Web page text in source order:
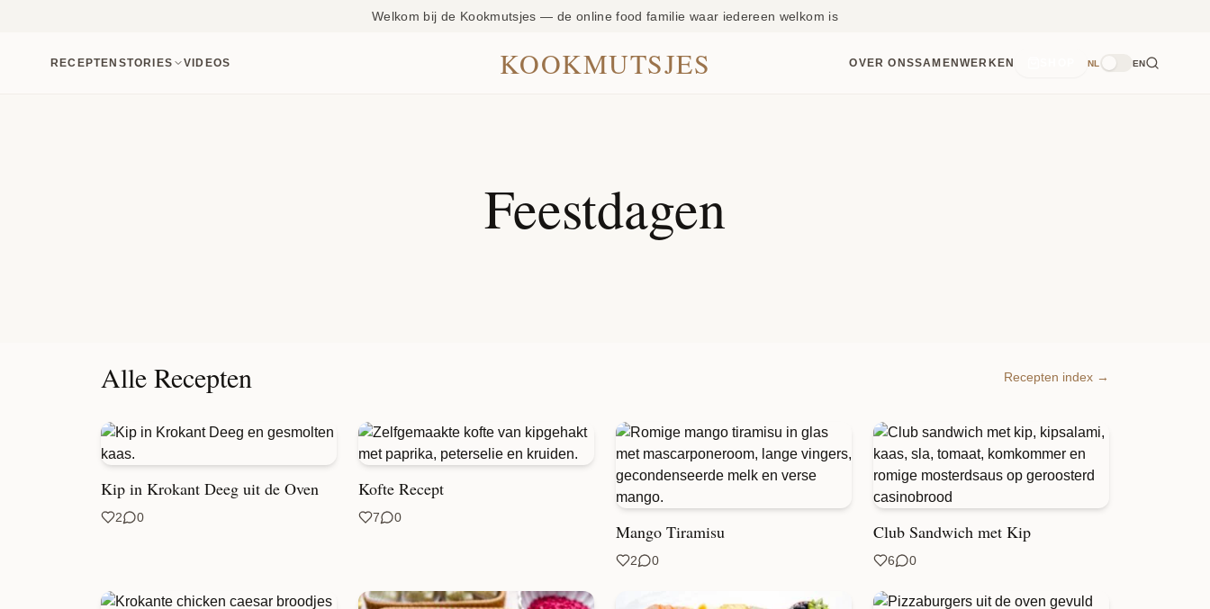
Welkom bij de Kookmutsjes — de online food familie waar iedereen welkom is
RECEPTEN STORIES VIDEOS KOOKMUTSJES OVER ONSSAMENWERKEN NL EN
Feestdagen
Alle Recepten Recepten index →
Kip in Krokant Deeg uit de Oven
2 0
Kofte Recept
7 0
Mango Tiramisu
2 0
Club Sandwich met Kip
6 0